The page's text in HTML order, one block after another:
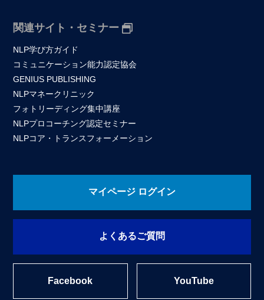
関連サイト・セミナー
NLP学び方ガイド
コミュニケーション能力認定協会
GENIUS PUBLISHING
NLPマネークリニック
フォトリーディング集中講座
NLPプロコーチング認定セミナー
NLPコア・トランスフォーメーション
マイページ ログイン
よくあるご質問
Facebook YouTube